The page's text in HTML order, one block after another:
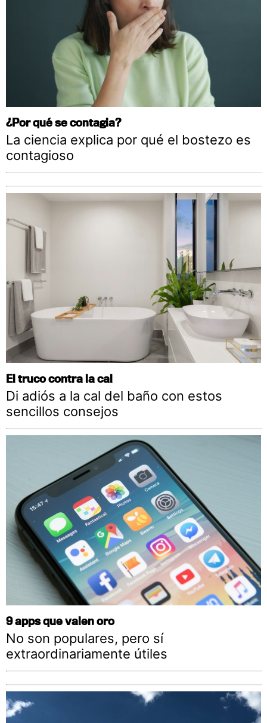
¿Por qué se contagia?
La ciencia explica por qué el bostezo es
contagioso
El truco contra la cal
Di adiós a la cal del baño con estos
sencillos consejos
9 apps que valen oro
No son populares, pero sí
extraordinariamente útiles